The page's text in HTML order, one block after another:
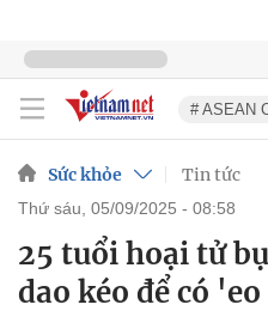
# ASEAN
Sức khỏe Tin tức
thứ sáu, 05/09/2025 - 08:58
25 tuổi hoại tử
dao kéo để có